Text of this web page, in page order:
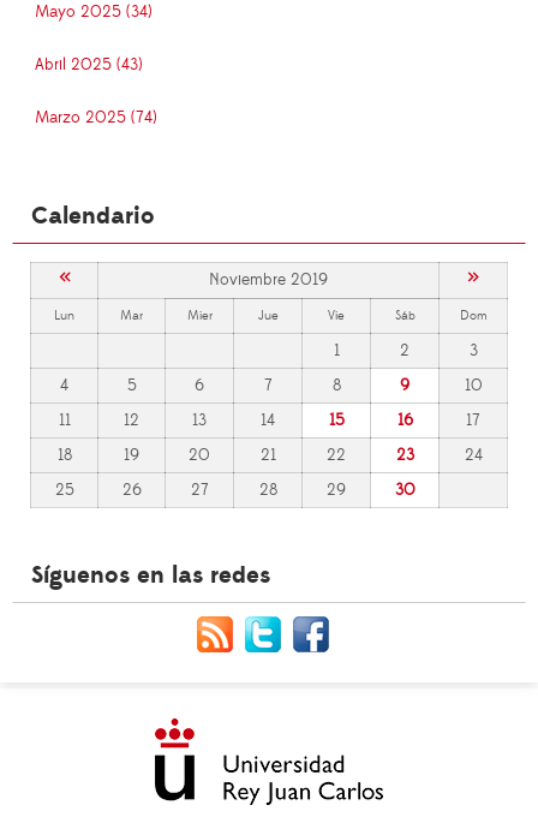
Mayo 2025 (34)
Abril 2025 (43)
Marzo 2025 (74)
Calendario
« Noviembre 2019 »
Lun Mar Mier Jue Vie Sáb Dom
1 2
3
4
5 6 7 8 9
10
11
12 13 14 15 16
17
18
19 20 21 22 23
24
25
26 27 28 29 30
Síguenos en las redes